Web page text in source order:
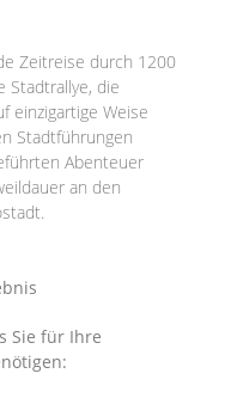
Zeitreise durch 1200
Stadtrallye, die
einzigartige Weise
Stadtführungen
Abenteuer
an den
Sie für Ihre